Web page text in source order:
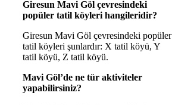
Giresun Mavi Göl çevresindeki
popüler tatil köyleri hangileridir?
Giresun Mavi Göl çevresindeki popüler
tatil köyleri şunlardır: X tatil köyü, Y
tatil köyü, Z tatil köyü.
Mavi Göl’de ne tür aktiviteler
yapabilirsiniz?